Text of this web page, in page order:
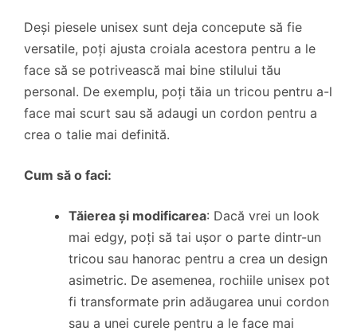
Deși piesele unisex sunt deja concepute să fie
versatile, poți ajusta croiala acestora pentru a le
face să se potrivească mai bine stilului tău
personal. De exemplu, poți tăia un tricou pentru a-l
face mai scurt sau să adaugi un cordon pentru a
crea o talie mai definită.
Cum să o faci:
Tăierea și modificarea: Dacă vrei un look
mai edgy, poți să tai ușor o parte dintr-un
tricou sau hanorac pentru a crea un design
asimetric. De asemenea, rochiile unisex pot
fi transformate prin adăugarea unui cordon
sau a unei curele pentru a le face mai